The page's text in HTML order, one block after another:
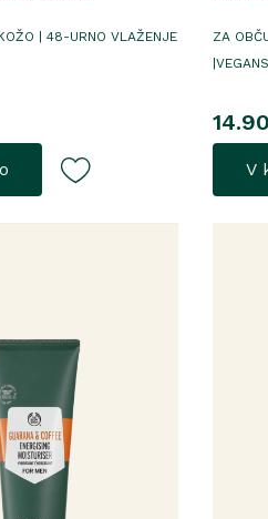
| 48-URNO VLAŽENJE
ZA
V